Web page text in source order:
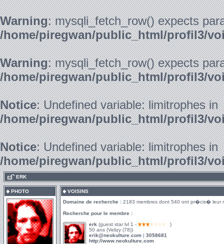
Warning: mysqli_fetch_row() expects
/home/piregwan/public_html/profil3/
Warning: mysqli_fetch_row() expects
/home/piregwan/public_html/profil3/
Notice: Undefined variable: limitrophes in
/home/piregwan/public_html/profil3/
Notice: Undefined variable: limitrophes in
/home/piregwan/public_html/profil3/
ERK
PHOTO
VOISINS
Domaine de recherche : 2183 membres dont 540 ont pr�cis� leur
Recherche pour le membre :
erk (guest star lvl 1 -
)
50 ans (Velizy (78))
erik@neokulture.com | 3058681
http://www.neokulture.com